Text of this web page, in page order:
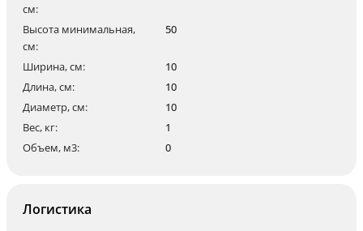
см:
Высота минимальная,
см:
50
Ширина, см:
10
Длина, см:
10
Диаметр, см:
10
Вес, кг:
1
Объем, м3:
0
Логистика